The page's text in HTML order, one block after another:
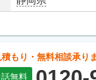
もり・無料相談承り
無料